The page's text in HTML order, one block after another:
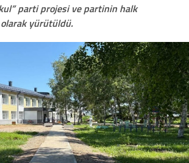
parti projesi ve partinin halk
yürütüldü.